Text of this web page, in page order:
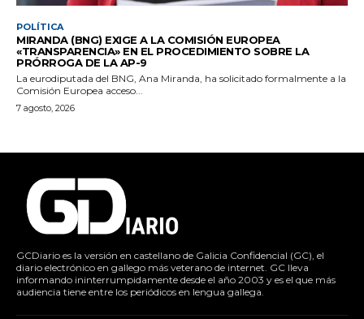
POLÍTICA
MIRANDA (BNG) EXIGE A LA COMISIÓN EUROPEA
«TRANSPARENCIA» EN EL PROCEDIMIENTO SOBRE LA
PRÓRROGA DE LA AP-9
La eurodiputada del BNG, Ana Miranda, ha solicitado formalmente a la
Comisión Europea acceso...
7 agosto, 2026
GCDiario es la versión en castellano de Galicia Confidencial (GC), el
diario electrónico en gallego más veterano de internet. GC lleva
informando ininterrumpidamente desde el año 2003 y es el que más
audiencia tiene entre los periódicos en lengua gallega.